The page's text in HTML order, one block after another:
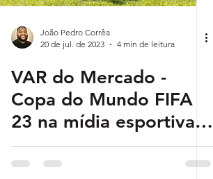
João Pedro Corrêa
20 de jul. de 2023
4 min de leitura
VAR do Mercado -
Copa do Mundo FIFA
23 na mídia esportiva:
Onde assistir aos jogos
da nossa Seleção?